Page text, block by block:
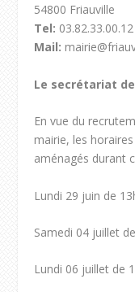
54800 Friauville
Tel: 03.82.33.00.12
Mail:
Le secrétariat
En vue du
mairie, les horaires
aménagés durant
Lundi 29 juin de
Samedi 04 juillet
Lundi 06 juillet de